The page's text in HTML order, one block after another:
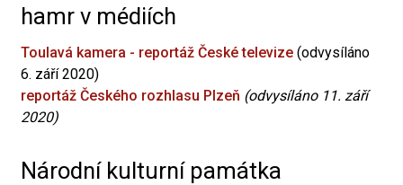
hamr v médiích
Toulavá kamera - reportáž České televize (odvysíláno
6. září 2020)
reportáž Českého rozhlasu Plzeň (odvysíláno 11. září
2020)
Národní kulturní památka